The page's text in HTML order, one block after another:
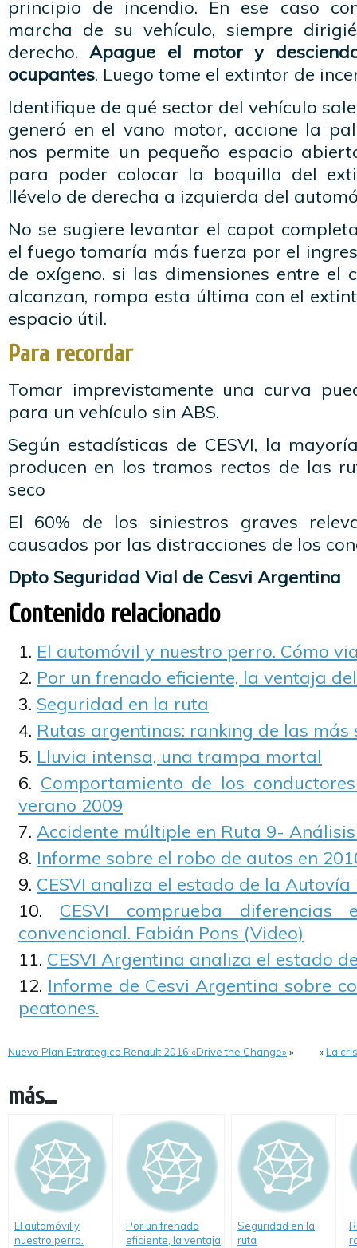
principio de incendio. En ese caso
marcha de su vehículo, siempre
derecho.Apague el motor y
ocupantes. Luego tome el extintor de
Identifique de qué sector del vehículo
generó en el vano motor, accione la
nos permite un pequeño espacio
para poder colocar la boquilla del
llévelo de derecha a izquierda del
No se sugiere levantar el capot
el fuego tomaría más fuerza por el
de oxígeno. si las dimensiones entre
alcanzan, rompa esta última con el
espacio útil.
Para recordar
Tomar imprevistamente una curva
para un vehículo sin ABS.
Según estadísticas de CESVI, la
producen en los tramos rectos de las
seco
El 60% de los siniestros graves
causados por las distracciones de los
Dpto Seguridad Vial de Cesvi Argentina
Contenido relacionado
El automóvil y nuestro perro. Cómo
Por un frenado eficiente, la ventaja
Seguridad en la ruta
Rutas argentinas: ranking de las más
Lluvia intensa, una trampa mortal
Comportamiento de los
verano 2009
Accidente múltiple en Ruta 9- Análisis
Informe sobre el robo de autos en
CESVI analiza el estado de la Autovía
CESVI comprueba
convencional. Fabián Pons (Video)
CESVI Argentina analiza el estado
Informe de Cesvi Argentina sobre
peatones.
Nuevo Plan Estrategico Renault 2016 «Drive the Change»» «La
más...
El automóvil y
nuestro perro.
Por un frenado
eficiente, la ventaja
Seguridad en la
ruta